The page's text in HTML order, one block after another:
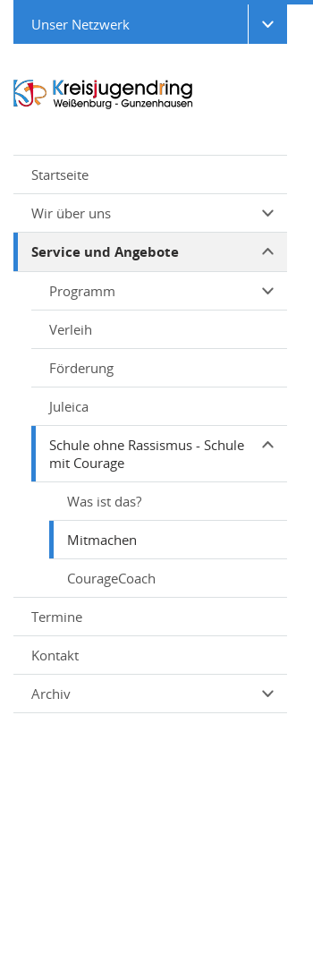
Unser Netzwerk
Startseite
Wir über uns
Service und Angebote
Programm
Verleih
Förderung
Juleica
Schule ohne Rassismus - Schule
mit Courage
Was ist das?
Mitmachen
CourageCoach
Termine
Kontakt
Archiv